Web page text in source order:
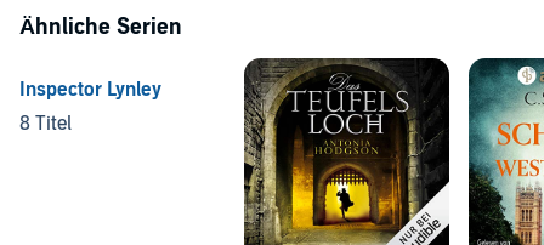
Ähnliche Serien
Inspector Lynley
8 Titel